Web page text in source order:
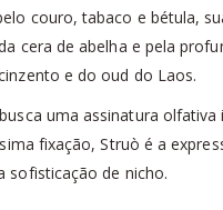
couro, tabaco e bétula,
cera de abelha e pela
e do oud do Laos.
uma assinatura olfativa
fixação, Struò é a
sofisticação de nicho.